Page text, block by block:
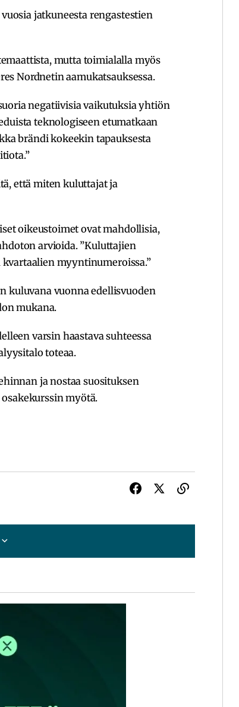
jatkuneesta rengastestien
mutta toimialalla myös
Nordnetin aamukatsauksessa.
negatiivisia vaikutuksia yhtiön
teknologiseen etumatkaan
brändi kokeekin tapauksesta
että miten kuluttajat ja
oikeustoimet ovat mahdollisia,
arvioida. ”Kuluttajien
myyntinumeroissa.”
kuluvana vuonna edellisvuoden
mukana.
varsin haastava suhteessa
toteaa.
ja nostaa suosituksen
myötä.